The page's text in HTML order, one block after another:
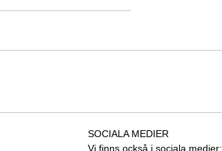
SOCIALA MEDIER
Vi finns också i sociala medier: